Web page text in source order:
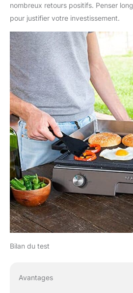
obtenir
nombreux retours positifs. Penser
pour justifier votre investissement.
Bilan du test
Avantages